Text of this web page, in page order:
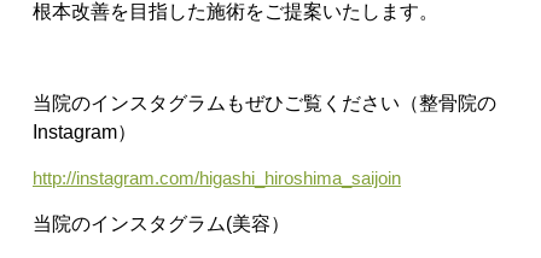
根本改善を目指した施術をご提案いたします。
当院のインスタグラムもぜひご覧ください（整骨院の
Instagram）
http://instagram.com/higashi_hiroshima_saijoin
当院のインスタグラム(美容）